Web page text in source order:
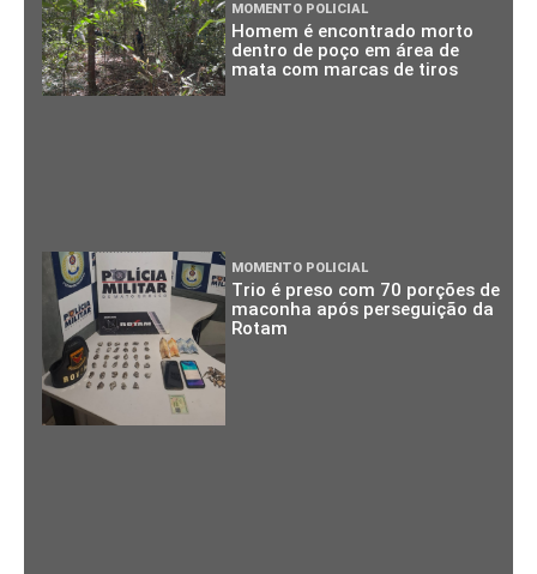
MOMENTO POLICIAL
Homem é encontrado morto
dentro de poço em área de
mata com marcas de tiros
MOMENTO POLICIAL
Trio é preso com 70 porções de
maconha após perseguição da
Rotam